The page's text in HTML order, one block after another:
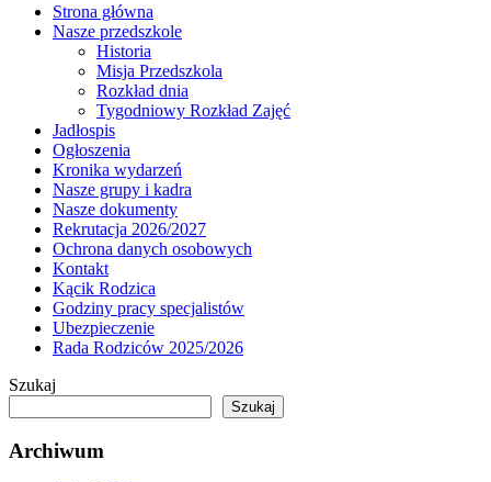
Strona główna
Nasze przedszkole
Historia
Misja Przedszkola
Rozkład dnia
Tygodniowy Rozkład Zajęć
Jadłospis
Ogłoszenia
Kronika wydarzeń
Nasze grupy i kadra
Nasze dokumenty
Rekrutacja 2026/2027
Ochrona danych osobowych
Kontakt
Kącik Rodzica
Godziny pracy specjalistów
Ubezpieczenie
Rada Rodziców 2025/2026
Szukaj
Szukaj
Archiwum